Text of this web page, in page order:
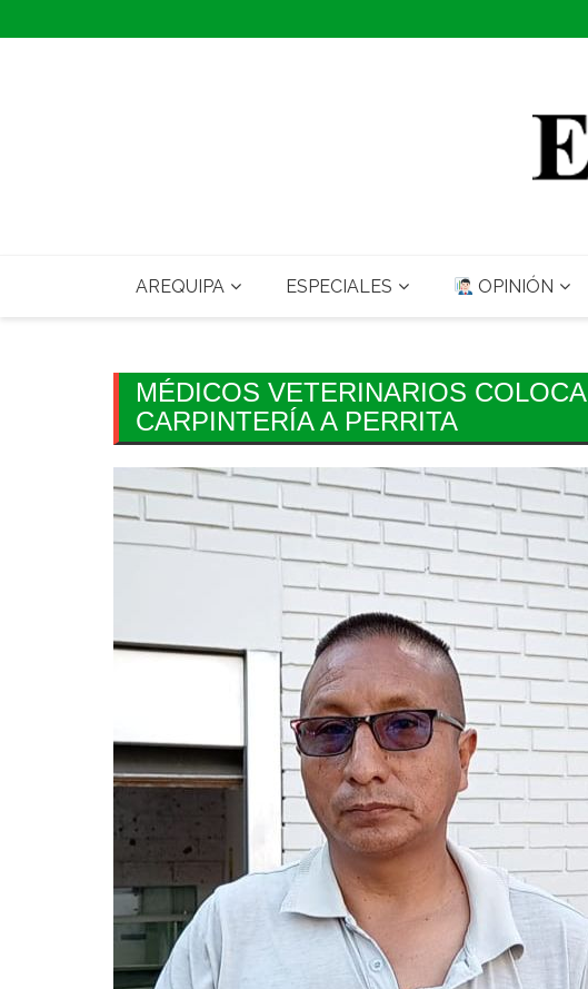
to
AREQUIPA ESPECIALES OPINIÓN
MÉDICOS VETERINARIOS
CARPINTERÍA A PERRITA